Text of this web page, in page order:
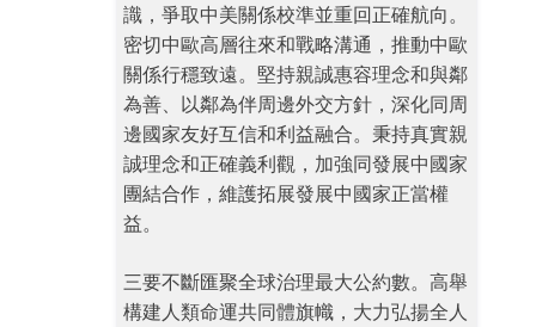
識，爭取中美關係校準並重回正確航向。
密切中歐高層往來和戰略溝通，推動中歐
關係行穩致遠。堅持親誠惠容理念和與鄰
為善、以鄰為伴周邊外交方針，深化同周
邊國家友好互信和利益融合。秉持真實親
誠理念和正確義利觀，加強同發展中國家
團結合作，維護拓展發展中國家正當權
益。
三要不斷匯聚全球治理最大公約數。高舉
構建人類命運共同體旗幟，大力弘揚全人